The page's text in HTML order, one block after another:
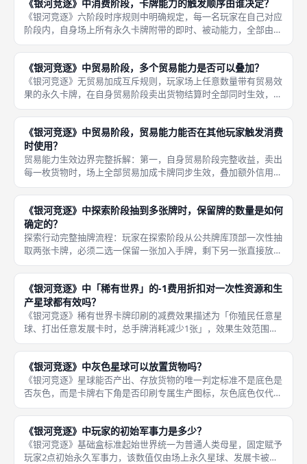
序，是线下
《银河竞逐》中消费阶段，卡牌能力的触发顺序由谁决定？
《银河竞逐》六阶段时序规则中明确规定，每一名玩家在自己对应
阶段内，自身场上所有永久卡牌附带的即时、被动能力，全部由本
人自主安排触发结算顺序，消费阶段也遵循这套统一标准，其余在
场对手只能旁观结算流程，不能指定、更改玩家的卡牌触发先后，
该规则简
《银河竞逐》中贸易阶段，多个贸易能力是否可以叠加？
《银河竞逐》无贸易加成互斥规则，玩家场上任意数量带有贸易效
果的永久卡牌，在自身贸易阶段卖出货物结算时全部同时生效，各
类「每卖出一枚货物+X信用点」「卖出货物额外抽一张牌」的加
成全部线性累加，不存在同类效果只取最高值、互相抵消的限制，
是生产贸
《银河竞逐》中贸易阶段，贸易能力能否在其他玩家触发消费
时使用？
贸易能力生效边界完整拆解：第一，自身贸易阶段完整收益，卖出
每一枚货物时，场上全部贸易加成卡牌同步生效，叠加额外信用
点、额外抽牌奖励；第二，他人贸易阶段完全失效，对手卖出货
物、兑换信用点、抽牌的整套流程，不会触发我方场上任意贸易能
力，我方无法
《银河竞逐》中探索阶段抽到多张牌时，保留牌的数量是如何
确定的？
探索行动完整抽牌流程：玩家在探索阶段从公共牌库顶部一次性抽
取两张卡牌，必须二选一保留一张加入手牌，剩下另一张直接放入
公共弃牌堆，不允许两张全留、两张全弃；该规则无任何变体豁
免，无论场上是否存在抽牌、减费卡牌，选中探索行动就严格执行
两抽一弃；
《银河竞逐》中「稀有世界」的-1费用折扣对一次性资源和生
产星球都有效吗？
《银河竞逐》稀有世界卡牌印刷的减费效果描述为「你殖民任意星
球、打出任意发展卡时，总手牌消耗减少1张」，效果生效范围严
格限定于发展、殖民两大阶段的永久卡铺设支付，所有卡牌主动触
发的一次性即时能力、特殊消耗操作，均不享受这层-1折扣，该判
定标准
《银河竞逐》中灰色星球可以放置货物吗？
《银河竞逐》星球能否产出、存放货物的唯一判定标准不是底色是
否灰色，而是卡牌右下角是否印刷专属生产图标，灰色底色仅代表
无防御门槛，不直接等同于具备生产功能，两类灰色星球功能边界
清晰，新手游玩这款成都桌游极易混淆二者规则。配套货物存放硬
性规则：
《银河竞逐》中玩家的初始军事力是多少？
《银河竞逐》基础盒标准起始世界统一为普通人类母星，固定赋予
玩家2点初始永久军事力，该数值仅由场上永久星球、发展卡被动